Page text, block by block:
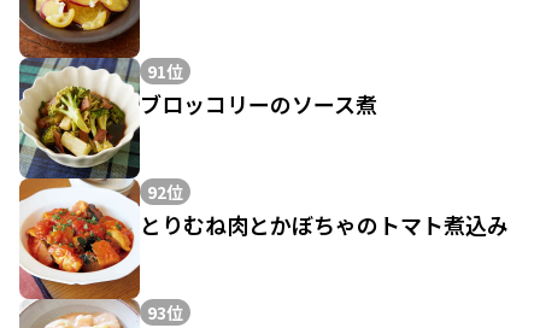
91位
ブロッコリーのソース煮
92位
とりむね肉とかぼちゃのトマト煮込み
93位